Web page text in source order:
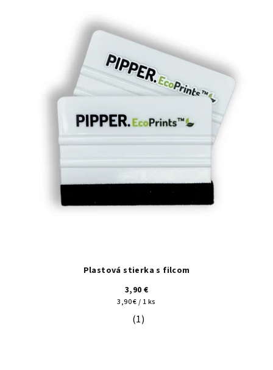
Plastová stierka s filcom
3,90 €
Jednotková
cena:
3,90 € / 1 ks
Priemerné hodnotenie produktu
(1)